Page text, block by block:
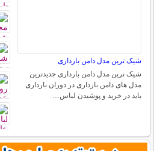
شیک ترین مدل دامن بارداری
شیک ترین مدل دامن بارداری جدیدترین
مدل های دامن بارداری در دوران بارداری
باید در خرید و پوشیدن لباس…